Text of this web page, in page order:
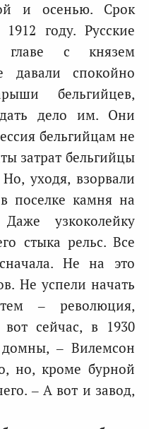
и осенью. Срок
году. Русские
с князем
спокойно
бельгийцев,
дело им. Они
бельгийцам не
затрат бельгийцы
уходя, взорвали
поселке камня на
узкоколейку
стыка рельс. Все
Не на это
Не успели начать
– революция,
сейчас, в 1930
– Вилемсон
но, кроме бурной
– А вот и завод,